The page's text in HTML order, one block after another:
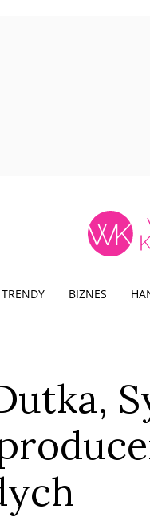
BIZNES